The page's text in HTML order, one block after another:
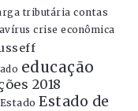
tributária contas
crise econômica
educação
2018
Estado Estado de